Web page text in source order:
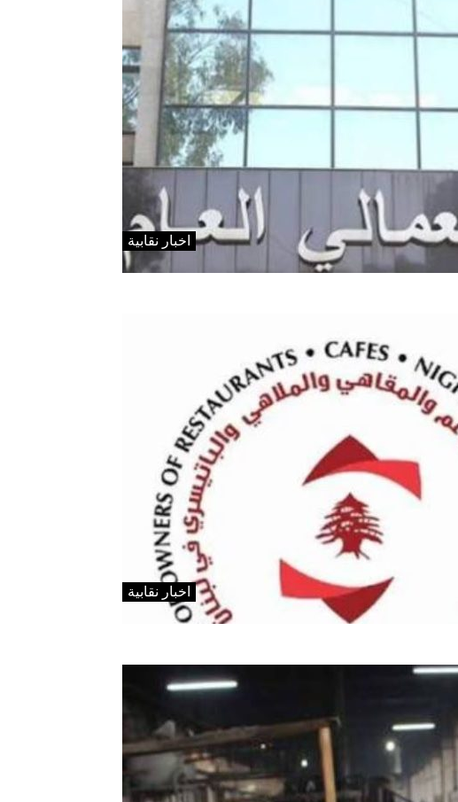
اخبار نقابية
اخبار نقابية